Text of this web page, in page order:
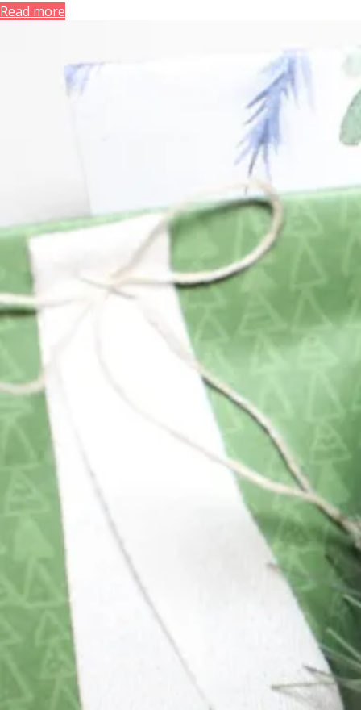
Read more